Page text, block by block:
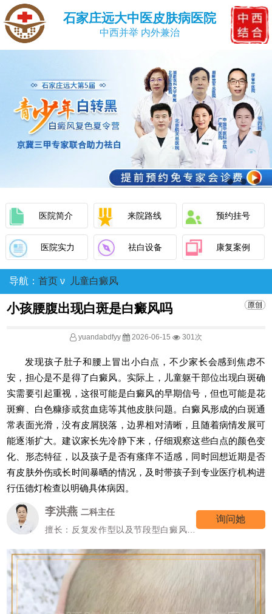
石家庄远大中医皮肤病医院
中西并举 内外兼治
医院简介 来院路线 预约挂号
医院实力 祛白设备 康复案例
导航： 首页 ν 儿童白癜风
小孩腰腹出现白斑是白癜风吗
yuandabdfyy 2026-06-15 301次
发现孩子肚子和腰上冒出小白点，不少家长会感到焦虑不
安，担心是不是得了白癜风。实际上，儿童躯干部位出现白斑确
实需要引起重视，这很可能是白癜风的早期信号，但也可能是花
斑癣、白色糠疹或贫血痣等其他皮肤问题。白癜风形成的白斑通
常表面光滑，没有皮屑脱落，边界相对清晰，且随着病情发展可
能逐渐扩大。建议家长先冷静下来，仔细观察这些白点的颜色变
化、形态特征，以及孩子是否有瘙痒不适感，同时回想近期是否
有皮肤外伤或长时间暴晒的情况，及时带孩子到专业医疗机构进
行伍德灯检查以明确具体病因。
李洪燕 二科主任
擅长：反复发作型以及节段型白癜风诊
询问她